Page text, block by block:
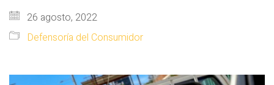
26 agosto, 2022
Defensoría del Consumidor